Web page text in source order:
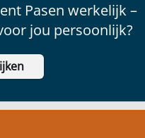
Pasen werkelijk –
jou persoonlijk?